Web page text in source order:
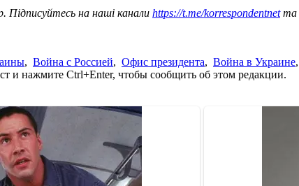
Підписуйтесь на наші канали https://t.me/korrespondentnetта
, Война с Россией, Офис президента, Война в Украине,
и нажмите Ctrl+Enter, чтобы сообщить об этом редакции.